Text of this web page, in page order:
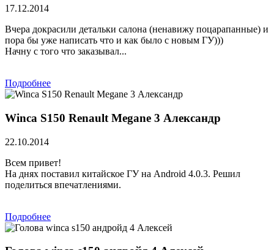
17.12.2014
Вчера докрасили детальки салона (ненавижу поцарапанные) и
пора бы уже написать что и как было с новым ГУ)))
Начну с того что заказывал...
Подробнее
Winca S150 Renault Megane 3 Александр
22.10.2014
Всем привет!
На днях поставил китайское ГУ на Android 4.0.3. Решил
поделиться впечатлениями.
Подробнее